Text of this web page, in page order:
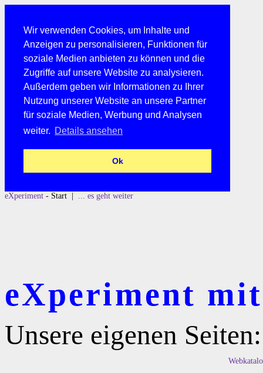
Wir verwenden Cookies, um Inhalte und
Anzeigen zu personalisieren, Funktionen für
soziale Medien anbieten zu können und die
Zugriffe auf unsere Website zu analysieren.
Außerdem geben wir Informationen zu Ihrer
Nutzung unserer Website an unsere Partner
für soziale Medien, Werbung und Analysen
weiter. Details ansehen
Ok
eXperiment - Start | ... es geht weiter
eXperiment
Unsere eigenen Seiten: